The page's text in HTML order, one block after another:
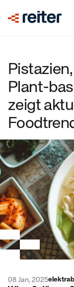
Plant-
zeigt
08 Jan, 2025